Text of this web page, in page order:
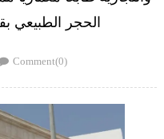
الحجر الطبيعي
Comment(0)